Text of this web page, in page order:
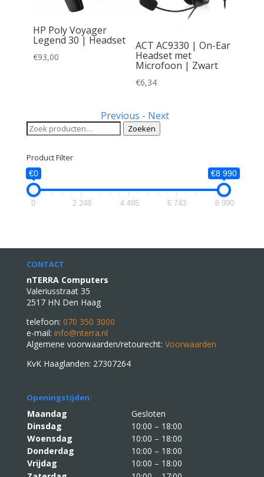
HP Poly Voyager
Legend 30 | Headset
€93,00
ACT AC9330 | On-Ear
Headset met
Microfoon | Zwart
€6,34
Previous - Next
Zoeken
naar:
Zoeken
Product Filter
€0 €8 990
0 2 248 4 495 6 743 8 990
CONTACT
nTERRA Computers
Valeriusstraat 35
2517 HN Den Haag
telefoon: 070 350 3000
e-mail: info@nterra.nl
Algemene voorwaarden/retourecht: Voorwaarden
KvK Haaglanden: 27307264
Openingstijden:
Maandag
Gesloten
Dinsdag
10:00 – 18:00
Woensdag
10:00 – 18:00
Donderdag
10:00 – 18:00
Vrijdag
10:00 – 18:00